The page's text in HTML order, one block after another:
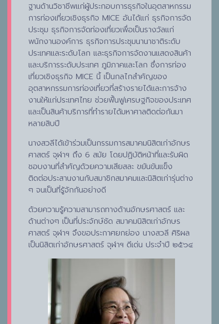
ฐานด้านวิชาชีพแก่ผู้ประกอบการธุรกิจในอุตสาหกรรม
การท่องเที่ยวเชิงธุรกิจ MICE อันได้แก่ ธุรกิจการจัด
ประชุม ธุรกิจการจัดท่องเที่ยวเพื่อเป็นรางวัลแก่
พนักงานองค์การ ธุรกิจการประชุมนานาชาติระดับ
ประเทศและระดับโลก และธุรกิจการจัดงานแสดงสินค้า
และบริการระดับประเทศ ภูมิภาคและโลก ซึ่งการท่อง
เที่ยวเชิงธุรกิจ MICE นี้ เป็นกลไกสำคัญของ
อุตสาหกรรมการท่องเที่ยวที่สร้างรายได้และการจ้าง
งานให้แก่ประเทศไทย ช่วยฟี้นฟูเศรษฐกิจของประเทศ
และเป็นสินค้าบริการที่ทำรายได้มหาศาลติดต่อกันมา
หลายสิบปี
นางสวลีได้เข้าร่วมเป็นกรรมการสมาคมนิสิตเก่าอักษร
ศาสตร์ จุฬาฯ ถึง 6 สมัย โดยปฏิบัติหน้าที่และรับผิด
ชอบงานที่สำคัญด้วยความเสียสละ ขยันขันแข็ง
ติดต่อประสานงานกับสมาชิกสมาคมและนิสิตเก่ารุ่นต่าง
ๆ จนเป็นที่รู้จักกันอย่างดี
ด้วยความรู้ความสามารถทางด้านอักษรศาสตร์ และ
ด้านต่างๆ เป็นที่ประจักษ์ชัด สมาคมนิสิตเก่าอักษร
ศาสตร์ จุฬาฯ จึงขอประกาศยกย่อง นางสวลี ศิริผล
เป็นนิสิตเก่าอักษรศาสตร์ จุฬาฯ ดีเด่น ประจำปี ๒๕๖๔